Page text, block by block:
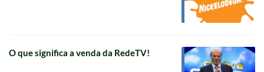
O que significa a venda da RedeTV!